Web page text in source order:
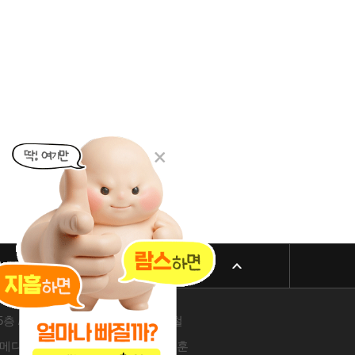
방침 패밀리 사이트
/ 605-26-86822 / 박윤찬, 김남철
디컬 14층 / 209-24-42511 / 서성훈